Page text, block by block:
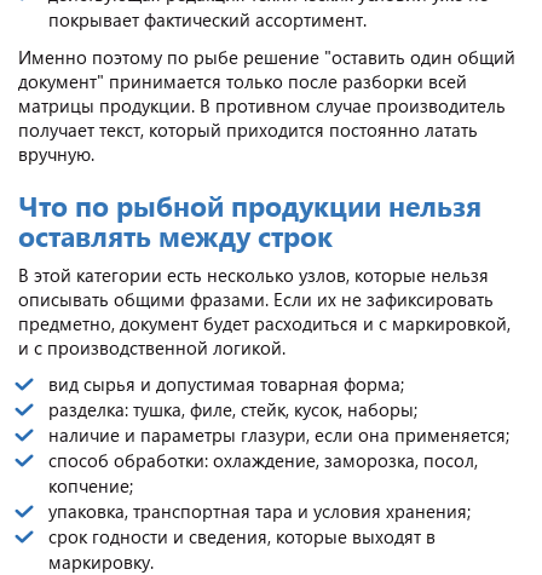
покрывает фактический ассортимент.
Именно поэтому по рыбе решение "оставить один общий
документ" принимается только после разборки всей
матрицы продукции. В противном случае производитель
получает текст, который приходится постоянно латать
вручную.
Что по рыбной продукции нельзя
оставлять между строк
В этой категории есть несколько узлов, которые нельзя
описывать общими фразами. Если их не зафиксировать
предметно, документ будет расходиться и с маркировкой,
и с производственной логикой.
вид сырья и допустимая товарная форма;
разделка: тушка, филе, стейк, кусок, наборы;
наличие и параметры глазури, если она применяется;
способ обработки: охлаждение, заморозка, посол,
копчение;
упаковка, транспортная тара и условия хранения;
срок годности и сведения, которые выходят в
маркировку.